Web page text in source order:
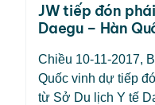
JW tiếp đón
Daegu – Hàn
Chiều 10-11-2017,
Quốc vinh dự tiếp
từ Sở Du lịch Y tế